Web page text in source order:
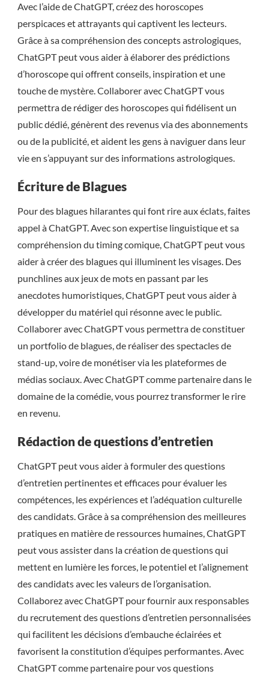
Avec l’aide de ChatGPT, créez des horoscopes
perspicaces et attrayants qui captivent les lecteurs.
Grâce à sa compréhension des concepts astrologiques,
ChatGPT peut vous aider à élaborer des prédictions
d’horoscope qui offrent conseils, inspiration et une
touche de mystère. Collaborer avec ChatGPT vous
permettra de rédiger des horoscopes qui fidélisent un
public dédié, génèrent des revenus via des abonnements
ou de la publicité, et aident les gens à naviguer dans leur
vie en s’appuyant sur des informations astrologiques.
Écriture de Blagues
Pour des blagues hilarantes qui font rire aux éclats, faites
appel à ChatGPT. Avec son expertise linguistique et sa
compréhension du timing comique, ChatGPT peut vous
aider à créer des blagues qui illuminent les visages. Des
punchlines aux jeux de mots en passant par les
anecdotes humoristiques, ChatGPT peut vous aider à
développer du matériel qui résonne avec le public.
Collaborer avec ChatGPT vous permettra de constituer
un portfolio de blagues, de réaliser des spectacles de
stand-up, voire de monétiser via les plateformes de
médias sociaux. Avec ChatGPT comme partenaire dans le
domaine de la comédie, vous pourrez transformer le rire
en revenu.
Rédaction de questions d’entretien
ChatGPT peut vous aider à formuler des questions
d’entretien pertinentes et efficaces pour évaluer les
compétences, les expériences et l’adéquation culturelle
des candidats. Grâce à sa compréhension des meilleures
pratiques en matière de ressources humaines, ChatGPT
peut vous assister dans la création de questions qui
mettent en lumière les forces, le potentiel et l’alignement
des candidats avec les valeurs de l’organisation.
Collaborez avec ChatGPT pour fournir aux responsables
du recrutement des questions d’entretien personnalisées
qui facilitent les décisions d’embauche éclairées et
favorisent la constitution d’équipes performantes. Avec
ChatGPT comme partenaire pour vos questions